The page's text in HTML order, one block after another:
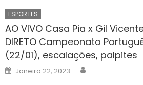
ESPORTES
AO VIVO Casa Pia x Gil
DIRETO Campeonato
(22/01), escalações, palpites
Posted
on
Janeiro 22, 2023